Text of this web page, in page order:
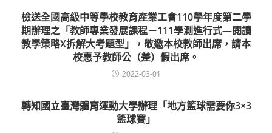
檢送全國高級中等學校教育產業工會110學年度第二學
期辦理之「教師專業發展課程－111學測進行式—閱讀
教學策略X拆解大考題型」，敬邀本校教師出席，請本
校惠予教師公（差）假出席。
2022-03-01
轉知國立臺灣體育運動大學辦理「地方籃球需要你3×3
籃球賽」